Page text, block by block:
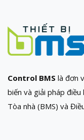
Control BMS là đơn
biến và giải pháp
Tòa nhà (BMS) và